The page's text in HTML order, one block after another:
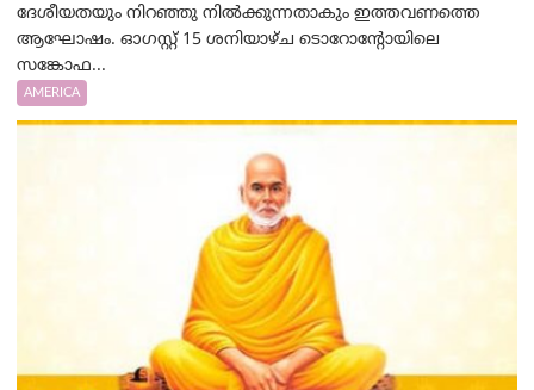
ദേശീയതയും നിറഞ്ഞു നിൽക്കുന്നതാകും ഇത്തവണത്തെ
ആഘോഷം. ഓഗസ്റ്റ് 15 ശനിയാഴ്ച ടൊറോന്റോയിലെ
സങ്കോഫ...
AMERICA